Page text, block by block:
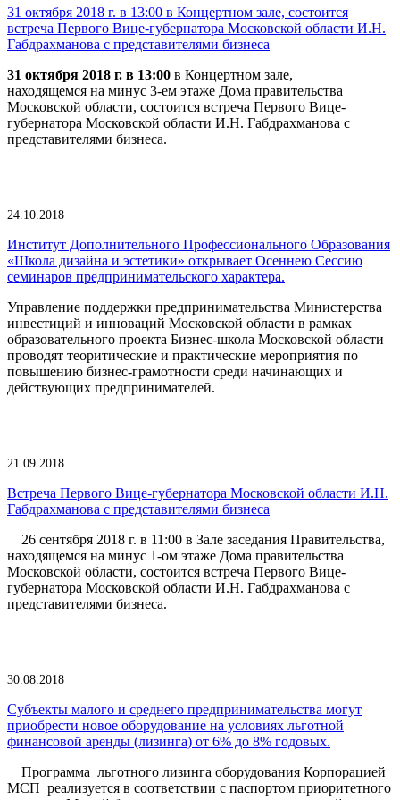
31 октября 2018 г. в 13:00 в Концертном зале, состоится
встреча Первого Вице-губернатора Московской области И.Н.
Габдрахманова с представителями бизнеса
31 октября 2018 г. в 13:00 в Концертном зале,
находящемся на минус 3-ем этаже Дома правительства
Московской области, состоится встреча Первого Вице-
губернатора Московской области И.Н. Габдрахманова с
представителями бизнеса.
24.10.2018
Институт Дополнительного Профессионального Образования
«Школа дизайна и эстетики» открывает Осеннею Сессию
семинаров предпринимательского характера.
Управление поддержки предпринимательства Министерства
инвестиций и инноваций Московской области в рамках
образовательного проекта Бизнес-школа Московской области
проводят теоритические и практические мероприятия по
повышению бизнес-грамотности среди начинающих и
действующих предпринимателей.
21.09.2018
Встреча Первого Вице-губернатора Московской области И.Н.
Габдрахманова с представителями бизнеса
26 сентября 2018 г. в 11:00 в Зале заседания Правительства,
находящемся на минус 1-ом этаже Дома правительства
Московской области, состоится встреча Первого Вице-
губернатора Московской области И.Н. Габдрахманова с
представителями бизнеса.
30.08.2018
Субъекты малого и среднего предпринимательства могут
приобрести новое оборудование на условиях льготной
финансовой аренды (лизинга) от 6% до 8% годовых.
Программа льготного лизинга оборудования Корпорацией
МСП реализуется в соответствии с паспортом приоритетного